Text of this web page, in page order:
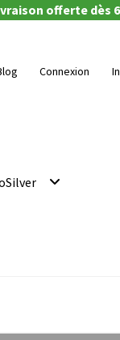
offerte dès
Connexion